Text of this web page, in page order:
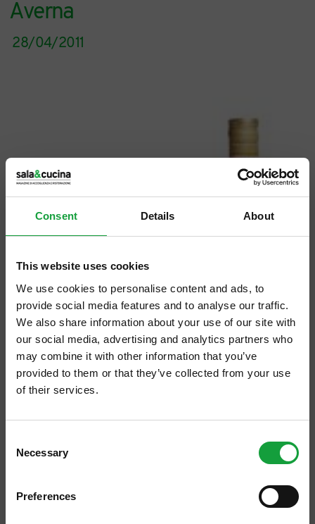
Consent Details About
This website uses cookies
We use cookies to personalise content and ads, to
provide social media features and to analyse our traffic.
We also share information about your use of our site with
our social media, advertising and analytics partners who
may combine it with other information that you’ve
provided to them or that they’ve collected from your use
of their services.
Selection
Necessary
Preferences
Averna
28/04/2011
Chi avrebbe mai immaginato che l’amaro
ISCRIVITI ALLA NEWSLETTER
Resta aggiornato su tutte le ultime novita nel campo